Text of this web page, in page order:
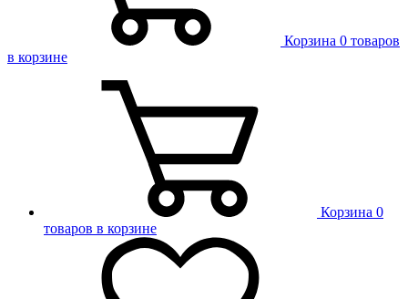
Корзина 0 товаров
в корзине
Корзина 0
товаров в корзине